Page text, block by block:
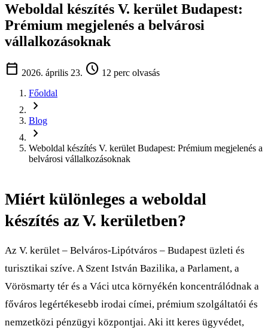
Weboldal készítés V. kerület Budapest:
Prémium megjelenés a belvárosi
vállalkozásoknak
calendar_today 2026. április 23. schedule 12 perc olvasás
Főoldal
chevron_right
Blog
chevron_right
Weboldal készítés V. kerület Budapest: Prémium megjelenés a
belvárosi vállalkozásoknak
Miért különleges a weboldal
készítés az V. kerületben?
Az V. kerület – Belváros-Lipótváros – Budapest üzleti és
turisztikai szíve. A Szent István Bazilika, a Parlament, a
Vörösmarty tér és a Váci utca környékén koncentrálódnak a
főváros legértékesebb irodai címei, prémium szolgáltatói és
nemzetközi pénzügyi központjai. Aki itt keres ügyvédet,